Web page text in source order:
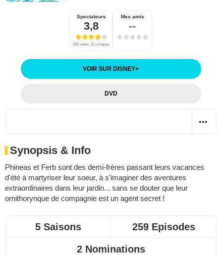
Spectateurs
3,8
281 notes, 11 critiques
Mes amis
--
VOIR SUR DISNEY+
DVD
Synopsis & Info
Phineas et Ferb sont des demi-frères passant leurs vacances
d'été à martyriser leur soeur, à s'imaginer des aventures
extraordinaires dans leur jardin... sans se douter que leur
ornithorynque de compagnie est un agent secret !
5 Saisons 259 Episodes
2 Nominations